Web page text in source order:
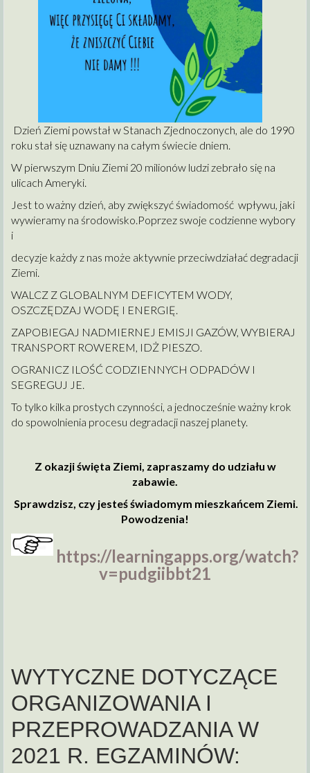
Dzień Ziemi powstał w Stanach Zjednoczonych, ale do 1990
roku stał się uznawany na całym świecie dniem.
W pierwszym Dniu Ziemi 20 milionów ludzi zebrało się na
ulicach Ameryki.
Jest to ważny dzień, aby zwiększyć świadomość wpływu, jaki
wywieramy na środowisko.Poprzez swoje codzienne wybory
i
decyzje każdy z nas może aktywnie przeciwdziałać degradacji
Ziemi.
WALCZ Z GLOBALNYM DEFICYTEM WODY,
OSZCZĘDZAJ WODĘ I ENERGIĘ.
ZAPOBIEGAJ NADMIERNEJ EMISJI GAZÓW, WYBIERAJ
TRANSPORT ROWEREM, IDŻ PIESZO.
OGRANICZ ILOŚĆ CODZIENNYCH ODPADÓW I
SEGREGUJ JE.
To tylko kilka prostych czynności, a jednocześnie ważny krok
do spowolnienia procesu degradacji naszej planety.
Z okazji święta Ziemi, zapraszamy do udziału w
zabawie.
Sprawdzisz, czy jesteś świadomym mieszkańcem Ziemi.
Powodzenia!
https://learningapps.org/watch?
v=pudgiibbt21
WYTYCZNE DOTYCZĄCE
ORGANIZOWANIA I
PRZEPROWADZANIA W
2021 R. EGZAMINÓW: